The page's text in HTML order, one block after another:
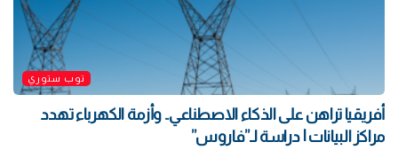
توب ستوري
أفريقيا تراهن على الذكاء الاصطناعي.. وأزمة الكهرباء تهدد
مراكز البيانات | دراسة لـ”فاروس”